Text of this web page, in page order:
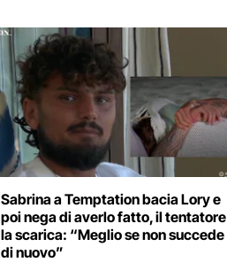
Sabrina a Temptation bacia Lory e
poi nega di averlo fatto, il tentatore
la scarica: “Meglio se non succede
di nuovo”